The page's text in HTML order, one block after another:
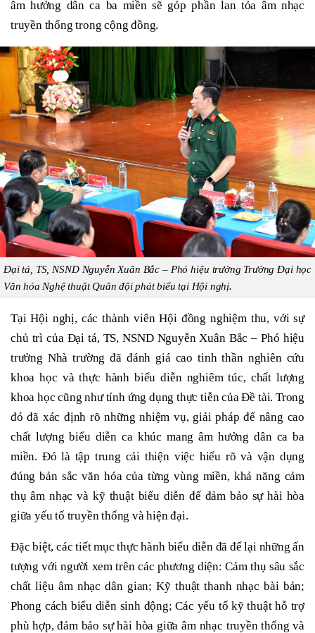
âm hưởng dân ca ba miền sẽ góp phần lan tỏa âm nhạc
truyền thống trong cộng đồng.
Đại tá, TS, NSND Nguyễn Xuân Bắc – Phó hiệu trưởng Trường Đại học
Văn hóa Nghệ thuật Quân đội phát biểu tại Hội nghị.
Tại Hội nghị, các thành viên Hội đồng nghiệm thu, với sự
chủ trì của Đại tá, TS, NSND Nguyễn Xuân Bắc – Phó hiệu
trưởng Nhà trường đã đánh giá cao tinh thần nghiên cứu
khoa học và thực hành biểu diễn nghiêm túc, chất lượng
khoa học cũng như tính ứng dụng thực tiễn của Đề tài. Trong
đó đã xác định rõ những nhiệm vụ, giải pháp để nâng cao
chất lượng biểu diễn ca khúc mang âm hưởng dân ca ba
miền. Đó là tập trung cải thiện việc hiểu rõ và vận dụng
đúng bản sắc văn hóa của từng vùng miền, khả năng cảm
thụ âm nhạc và kỹ thuật biểu diễn để đảm bảo sự hài hòa
giữa yếu tố truyền thống và hiện đại.
Đặc biệt, các tiết mục thực hành biểu diễn đã để lại những ấn
tượng với người xem trên các phương diện: Cảm thụ sâu sắc
chất liệu âm nhạc dân gian; Kỹ thuật thanh nhạc bài bản;
Phong cách biểu diễn sinh động; Các yếu tố kỹ thuật hỗ trợ
phù hợp, đảm bảo sự hài hòa giữa âm nhạc truyền thống và